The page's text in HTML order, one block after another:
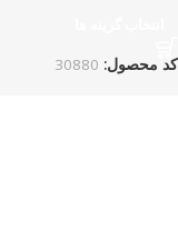
کد محصول: 30880